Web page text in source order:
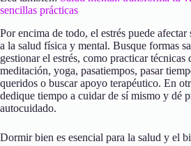
sencillas prácticas
Por encima de todo, el estrés puede
a la salud física y mental. Busque formas
gestionar el estrés, como practicar técnicas
meditación, yoga, pasatiempos, pasar
queridos o buscar apoyo terapéutico. En
dedique tiempo a cuidar de sí mismo y dé
autocuidado.
Dormir bien es esencial para la salud y el